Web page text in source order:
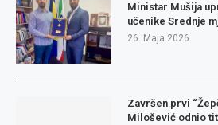
Ministar Mušija
učenike Srednje
26. Maja 2026.
Završen prvi
Milošević odnio